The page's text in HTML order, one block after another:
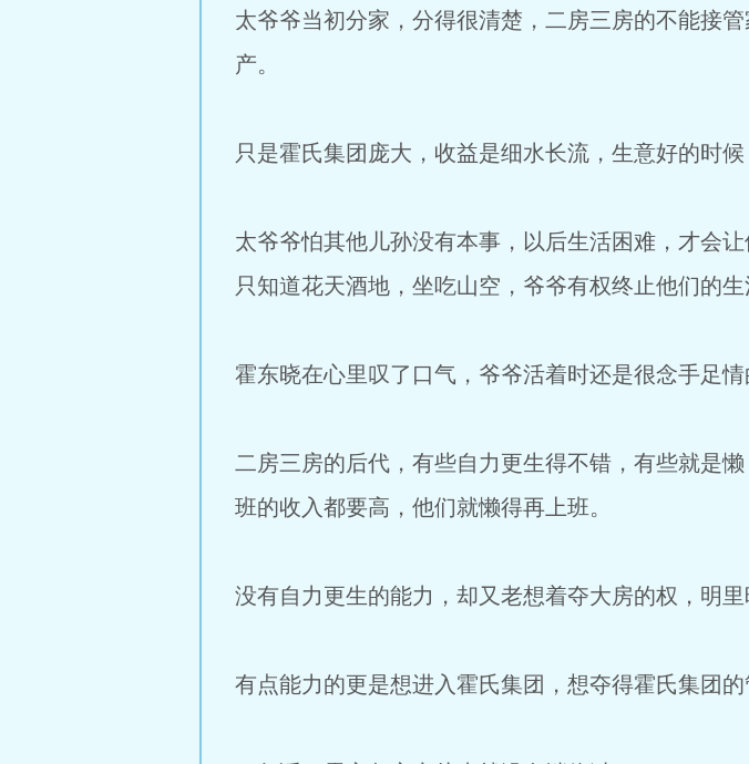
太爷爷当初分家，分得很清楚，二房三房的不能接
产。
只是霍氏集团庞大，收益是细水长流，生意好的时
太爷爷怕其他儿孙没有本事，以后生活困难，才会
只知道花天酒地，坐吃山空，爷爷有权终止他们的生
霍东晓在心里叹了口气，爷爷活着时还是很念手足
二房三房的后代，有些自力更生得不错，有些就是
班的收入都要高，他们就懒得再上班。
没有自力更生的能力，却又老想着夺大房的权，明里
有点能力的更是想进入霍氏集团，想夺得霍氏集团的